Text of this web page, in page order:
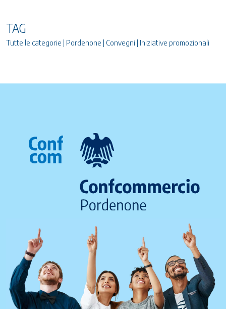
TAG
Tutte le categorie | Pordenone | Convegni | Iniziative promozionali